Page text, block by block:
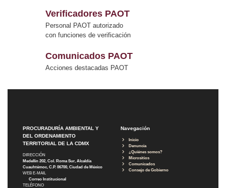
Verificadores PAOT
Personal PAOT autorizado
con funciones de verificación
Comunicados PAOT
Acciones destacadas PAOT
PROCURADURÍA AMBIENTAL Y
DEL ORDENAMIENTO
TERRITORIAL DE LA CDMX
DIRECCIÓN
Medellín 202, Col. Roma Sur, Alcaldía
Cuauhtémoc, C.P. 06700, Ciudad de México
WEB E-MAIL
Correo Institucional
TELÉFONO
Navegación
Inicio
Denuncia
¿Quiénes somos?
Micrositios
Comunicados
Consejo de Gobierno